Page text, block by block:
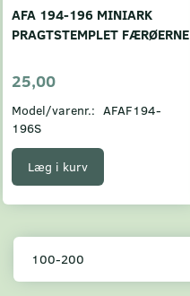
AFA 194-196 MINIARK
PRAGTSTEMPLET FÆRØERNE
25,00
Model/varenr.: AFAF194-
196S
Læg i kurv
100-200